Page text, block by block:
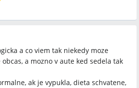
a co viem tak niekedy moze
a mozno v aute ked sedela tak
ak je vypukla, dieta schvatene,